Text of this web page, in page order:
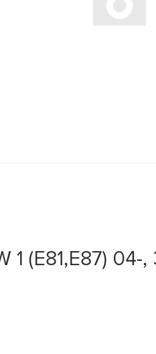
(E81,E87) 04-